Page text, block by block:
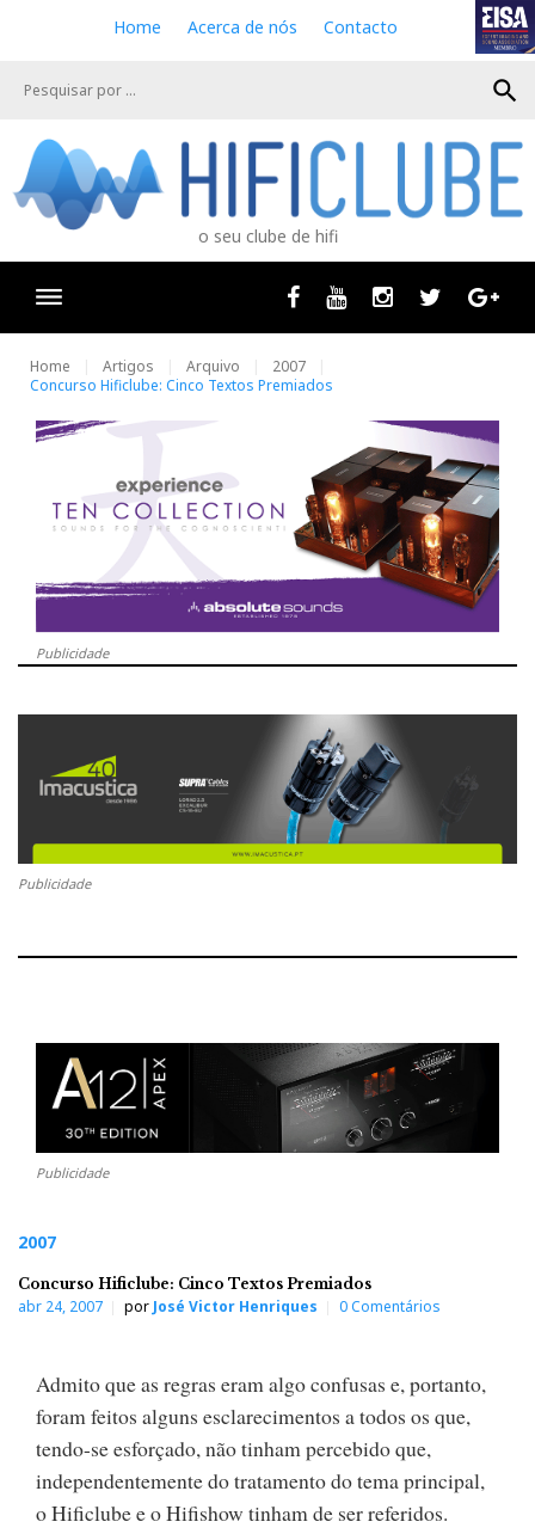
e
Home Acerca de nós Contacto
search
o seu clube de hifi
Facebook
Youtube InstagramTwitter
Home Artigos Arquivo
2007
Concurso Hificlube: Cinco Textos Premiados
Publicidade
Publicidade
Publicidade
2007
Concurso Hificlube: Cinco Textos Premiados
abr 24, 2007 por José Victor Henriques 0 Comentários
Admito que as regras eram algo confusas e, portanto,
foram feitos alguns esclarecimentos a todos os que,
tendo-se esforçado, não tinham percebido que,
independentemente do tratamento do tema principal,
o Hificlube e o Hifishow tinham de ser referidos.